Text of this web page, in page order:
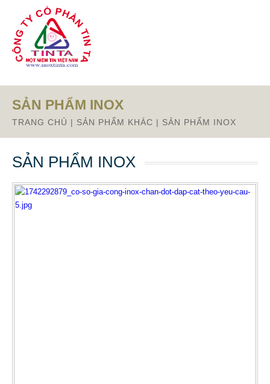
Từ mục này trở xuống là mã nguồn Zalo
SẢN PHẨM INOX
TRANG CHỦ | SẢN PHẨM KHÁC | SẢN PHẨM INOX
SẢN PHẨM INOX